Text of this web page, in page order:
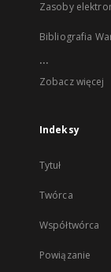
Zasoby
Bibliografia
...
Zobacz więcej
Indeksy
Tytuł
Twórca
Współtwórca
Powiązanie